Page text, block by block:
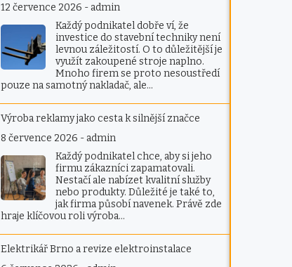
12 července 2026 - admin
Každý podnikatel dobře ví, že
investice do stavební techniky není
levnou záležitostí. O to důležitější je
využít zakoupené stroje naplno.
Mnoho firem se proto nesoustředí
pouze na samotný nakladač, ale…
Výroba reklamy jako cesta k silnější značce
8 července 2026 - admin
Každý podnikatel chce, aby si jeho
firmu zákazníci zapamatovali.
Nestačí ale nabízet kvalitní služby
nebo produkty. Důležité je také to,
jak firma působí navenek. Právě zde
hraje klíčovou roli výroba…
Elektrikář Brno a revize elektroinstalace